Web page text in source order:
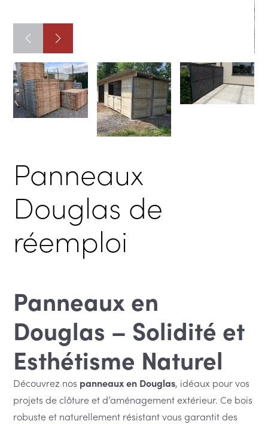
Panneaux
Douglas de
réemploi
Panneaux en
Douglas – Solidité et
Esthétisme Naturel
Découvrez nos panneaux en Douglas, idéaux pour vos
projets de clôture et d’aménagement extérieur. Ce bois
robuste et naturellement résistant vous garantit des